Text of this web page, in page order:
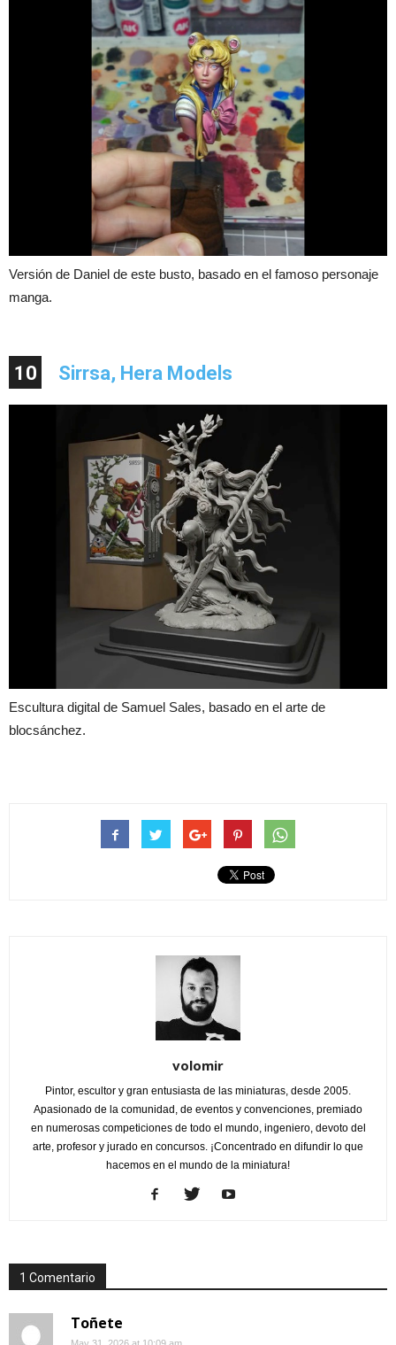
Versión de Daniel de este busto, basado en el famoso personaje
manga.
10 Sirrsa, Hera Models
Escultura digital de Samuel Sales, basado en el arte de
blocsánchez.
volomir
Pintor, escultor y gran entusiasta de las miniaturas, desde 2005.
Apasionado de la comunidad, de eventos y convenciones, premiado
en numerosas competiciones de todo el mundo, ingeniero, devoto del
arte, profesor y jurado en concursos. ¡Concentrado en difundir lo que
hacemos en el mundo de la miniatura!
1 Comentario
Toñete